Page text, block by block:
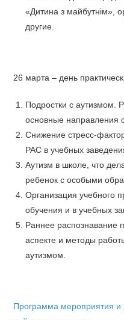
«Дитина з майбутнім»,
другие.
26 марта – день
Подростки с аутизмом.
основные направления
Снижение стресс-
РАС в учебных
Аутизм в школе, что
ребенок с особыми
Организация учебного
обучения и в учебных
Раннее распознавание
аспекте и методы
аутизмом.
Программа мероприятия и